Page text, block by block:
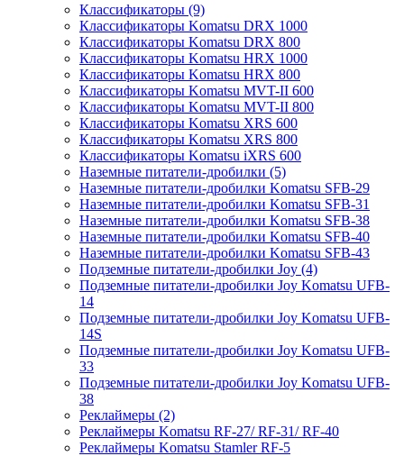
Классификаторы (9)
Классификаторы Komatsu DRX 1000
Классификаторы Komatsu DRX 800
Классификаторы Komatsu HRX 1000
Классификаторы Komatsu HRX 800
Классификаторы Komatsu MVT-II 600
Классификаторы Komatsu MVT-II 800
Классификаторы Komatsu XRS 600
Классификаторы Komatsu XRS 800
Классификаторы Komatsu iXRS 600
Наземные питатели-дробилки (5)
Наземные питатели-дробилки Komatsu SFB-29
Наземные питатели-дробилки Komatsu SFB-31
Наземные питатели-дробилки Komatsu SFB-38
Наземные питатели-дробилки Komatsu SFB-40
Наземные питатели-дробилки Komatsu SFB-43
Подземные питатели-дробилки Joy (4)
Подземные питатели-дробилки Joy Komatsu UFB-
14
Подземные питатели-дробилки Joy Komatsu UFB-
14S
Подземные питатели-дробилки Joy Komatsu UFB-
33
Подземные питатели-дробилки Joy Komatsu UFB-
38
Реклаймеры (2)
Реклаймеры Komatsu RF-27/ RF-31/ RF-40
Реклаймеры Komatsu Stamler RF-5